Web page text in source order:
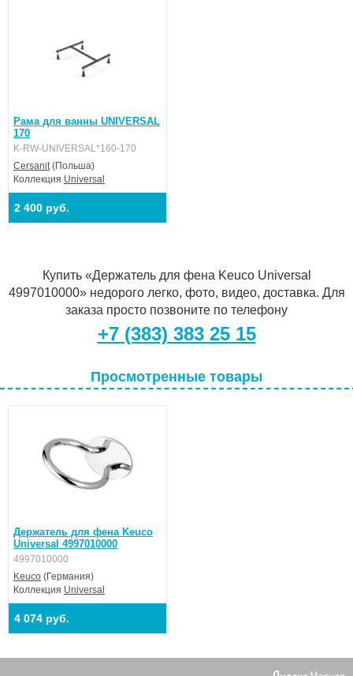
Рама для ванны UNIVERSAL
170
K-RW-UNIVERSAL*160-170
Cersanit(Польша)
Коллекция Universal
2 400 руб.
Купить «Держатель для фена Keuco Universal
4997010000» недорого легко, фото, видео, доставка. Для
заказа просто позвоните по телефону
+7 (383) 383 25 15
Просмотренные товары
Держатель для фена Keuco
Universal 4997010000
4997010000
Keuco (Германия)
Коллекция Universal
4 074 руб.